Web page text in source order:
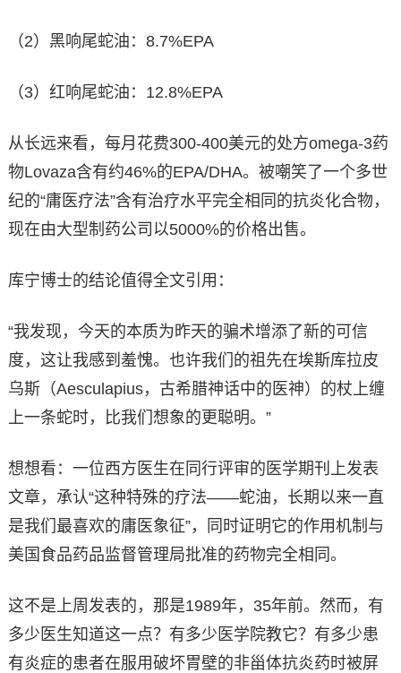
（2）黑响尾蛇油：8.7%EPA
（3）红响尾蛇油：12.8%EPA
从长远来看，每月花费300-400美元的处方omega-3药
物Lovaza含有约46%的EPA/DHA。被嘲笑了一个多世
纪的“庸医疗法”含有治疗水平完全相同的抗炎化合物，
现在由大型制药公司以5000%的价格出售。
库宁博士的结论值得全文引用：
“我发现，今天的本质为昨天的骗术增添了新的可信
度，这让我感到羞愧。也许我们的祖先在埃斯库拉皮
乌斯（Aesculapius，古希腊神话中的医神）的杖上缠
上一条蛇时，比我们想象的更聪明。”
想想看：一位西方医生在同行评审的医学期刊上发表
文章，承认“这种特殊的疗法——蛇油，长期以来一直
是我们最喜欢的庸医象征”，同时证明它的作用机制与
美国食品药品监督管理局批准的药物完全相同。
这不是上周发表的，那是1989年，35年前。然而，有
多少医生知道这一点？有多少医学院教它？有多少患
有炎症的患者在服用破坏胃壁的非甾体抗炎药时被屏